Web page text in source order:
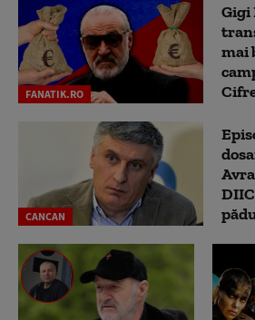
FANATIK.RO
Gigi
mai
CANCAN